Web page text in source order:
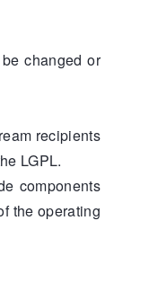
changed or
recipients
LGPL.
components
the operating